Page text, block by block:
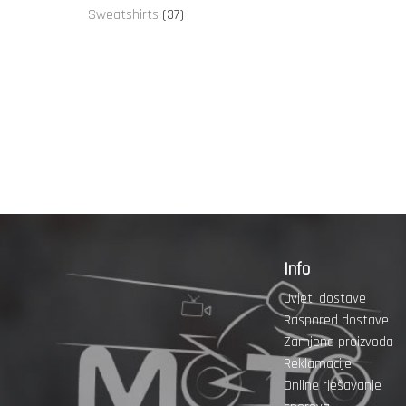
proizvoda
Sweatshirts 3737
Info
Uvjeti dostave
Raspored dostave
Zamjena proizvoda
Reklamacije
Online rješavanje